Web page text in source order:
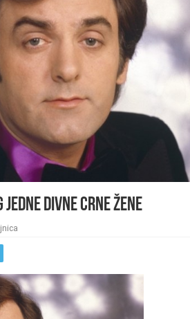
jedne divne crne žene